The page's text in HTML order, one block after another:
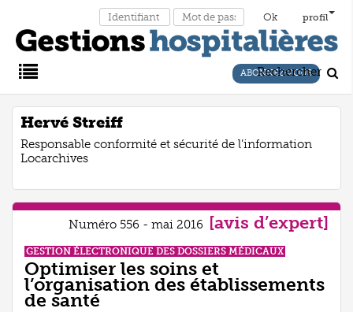
profil
Main
Menu
ABONNEZ-VOUS
Rechercher
Hervé Streiff
Responsable conformité et sécurité de l’information
Locarchives
Numéro 556 - mai 2016 [avis d’expert]
GESTION ÉLECTRONIQUE DES DOSSIERS MÉDICAUX
Optimiser les soins et
l’organisation des établissements
de santé